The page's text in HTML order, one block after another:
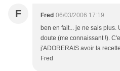
F Fred 06/03/2006 17:19
ben en fait... je ne sais plus.
doute (me connaissant !).
j'ADORERAIS avoir la
Fred